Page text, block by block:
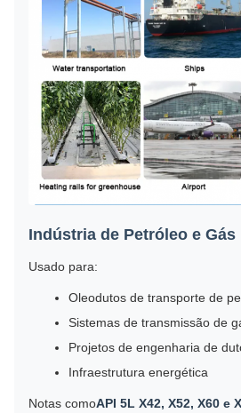
Indústria de Petróleo e Gás
Usado para:
Oleodutos de transporte de
Sistemas de transmissão de
Projetos de engenharia de
Infraestrutura energética
Notas comoAPI 5L X42, X52, X60 e